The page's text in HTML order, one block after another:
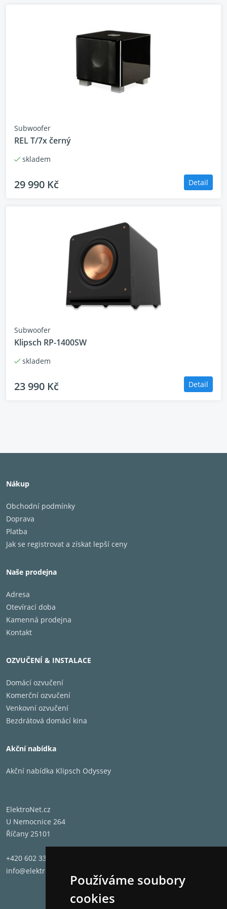
Používáme soubory
cookies
Subwoofer
REL T/7x černý
skladem
29 990 Kč Detail
Subwoofer
Klipsch RP-1400SW
skladem
23 990 Kč Detail
Nákup
Obchodní podmínky
Doprava
Platba
Jak se registrovat a získat lepší ceny
Naše prodejna
Adresa
Otevírací doba
Kamenná prodejna
Kontakt
OZVUČENÍ & INSTALACE
Domácí ozvučení
Komerční ozvučení
Venkovní ozvučení
Bezdrátová domácí kina
Akční nabídka
Akční nabídka Klipsch Odyssey
ElektroNet.cz
U Nemocnice 264
Říčany 25101
+420 602 331 662
info@elektronet.cz